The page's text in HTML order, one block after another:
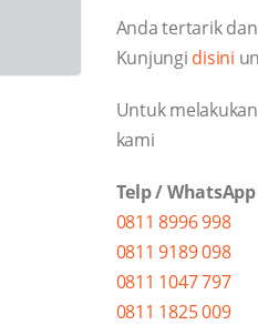
Anda tertarik
Kunjungi disini
Untuk
kami
Telp /
0811 8996 998
0811 9189 098
0811 1047 797
0811 1825 009